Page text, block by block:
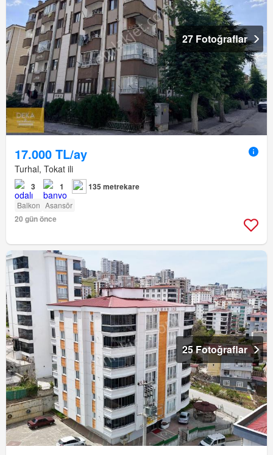
27 Fotoğraflar
17.000 TL/ay
Turhal, Tokat ili
3 1 135 metrekare
Balkon Asansör
20 gün önce
25 Fotoğraflar